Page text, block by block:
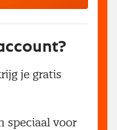
je gratis
speciaal voor